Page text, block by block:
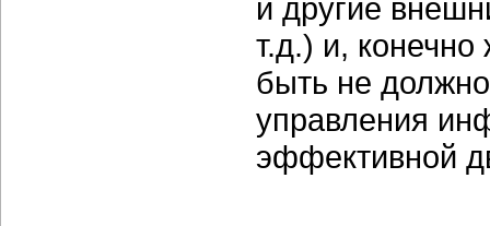
и другие
т.д.) и,
быть не
управления
эффективной